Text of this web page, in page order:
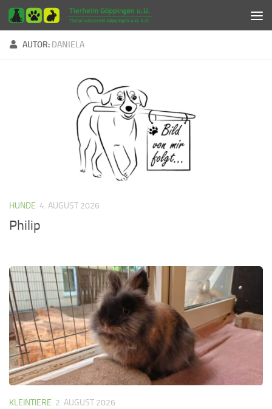
Zum Inhalt springen
AUTOR: DANIELA
HUNDE 4. AUGUST 2026
Philip
KLEINTIERE 2. AUGUST 2026